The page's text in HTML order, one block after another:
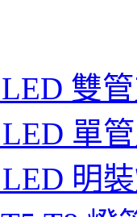
雙
單
明